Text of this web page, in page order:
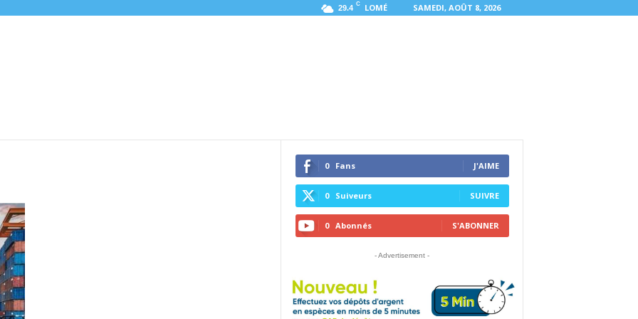
29.4 C LOMÉ SAMEDI, AOÛT 8, 2026
0 Fans J'AIME
0 Suiveurs SUIVRE
0 Abonnés S'ABONNER
- Advertisement -